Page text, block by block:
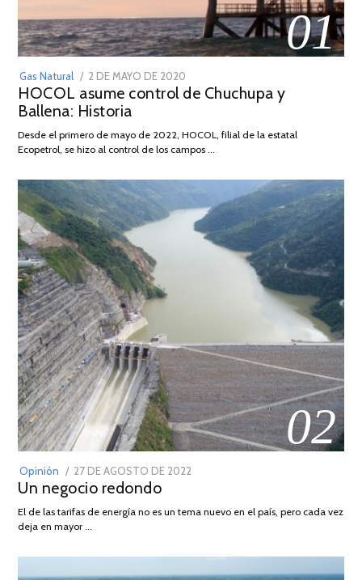
01
Gas Natural
POSTED
ON
2 DE MAYO DE 2020
DE
2026
HOCOL asume control de Chuchupa y
Ballena: Historia
Desde el primero de mayo de 2022, HOCOL, filial de la estatal
Ecopetrol, se hizo al control de los campos …
02
Opinión
POSTED
ON
27 DE AGOSTO DE 2022
DE
Un negocio redondo
El de las tarifas de energía no es un tema nuevo en el país, pero cada vez
deja en mayor …